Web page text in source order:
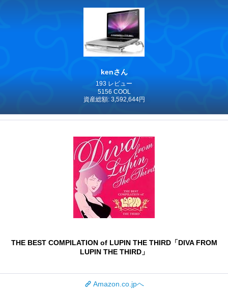
kenさん
193 レビュー
5156 COOL
資産総額: 3,592,644円
THE BEST COMPILATION of LUPIN THE THIRD「DIVA FROM
LUPIN THE THIRD」
Amazon.co.jpへ